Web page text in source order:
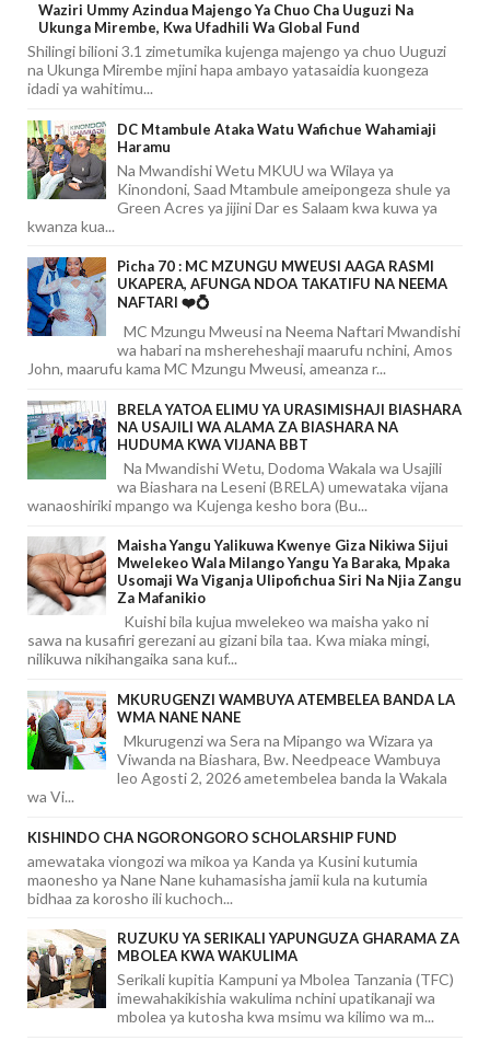
Waziri Ummy Azindua Majengo Ya Chuo Cha Uuguzi Na
Ukunga Mirembe, Kwa Ufadhili Wa Global Fund
Shilingi bilioni 3.1 zimetumika kujenga majengo ya chuo Uuguzi
na Ukunga Mirembe mjini hapa ambayo yatasaidia kuongeza
idadi ya wahitimu...
DC Mtambule Ataka Watu Wafichue Wahamiaji
Haramu
Na Mwandishi Wetu MKUU wa Wilaya ya
Kinondoni, Saad Mtambule ameipongeza shule ya
Green Acres ya jijini Dar es Salaam kwa kuwa ya
kwanza kua...
Picha 70 : MC MZUNGU MWEUSI AAGA RASMI
UKAPERA, AFUNGA NDOA TAKATIFU NA NEEMA
NAFTARI ❤️💍
MC Mzungu Mweusi na Neema Naftari Mwandishi
wa habari na mshereheshaji maarufu nchini, Amos
John, maarufu kama MC Mzungu Mweusi, ameanza r...
BRELA YATOA ELIMU YA URASIMISHAJI BIASHARA
NA USAJILI WA ALAMA ZA BIASHARA NA
HUDUMA KWA VIJANA BBT
Na Mwandishi Wetu, Dodoma Wakala wa Usajili
wa Biashara na Leseni (BRELA) umewataka vijana
wanaoshiriki mpango wa Kujenga kesho bora (Bu...
Maisha Yangu Yalikuwa Kwenye Giza Nikiwa Sijui
Mwelekeo Wala Milango Yangu Ya Baraka, Mpaka
Usomaji Wa Viganja Ulipofichua Siri Na Njia Zangu
Za Mafanikio
Kuishi bila kujua mwelekeo wa maisha yako ni
sawa na kusafiri gerezani au gizani bila taa. Kwa miaka mingi,
nilikuwa nikihangaika sana kuf...
MKURUGENZI WAMBUYA ATEMBELEA BANDA LA
WMA NANE NANE
Mkurugenzi wa Sera na Mipango wa Wizara ya
Viwanda na Biashara, Bw. Needpeace Wambuya
leo Agosti 2, 2026 ametembelea banda la Wakala
wa Vi...
KISHINDO CHA NGORONGORO SCHOLARSHIP FUND
amewataka viongozi wa mikoa ya Kanda ya Kusini kutumia
maonesho ya Nane Nane kuhamasisha jamii kula na kutumia
bidhaa za korosho ili kuchoch...
RUZUKU YA SERIKALI YAPUNGUZA GHARAMA ZA
MBOLEA KWA WAKULIMA
Serikali kupitia Kampuni ya Mbolea Tanzania (TFC)
imewahakikishia wakulima nchini upatikanaji wa
mbolea ya kutosha kwa msimu wa kilimo wa m...